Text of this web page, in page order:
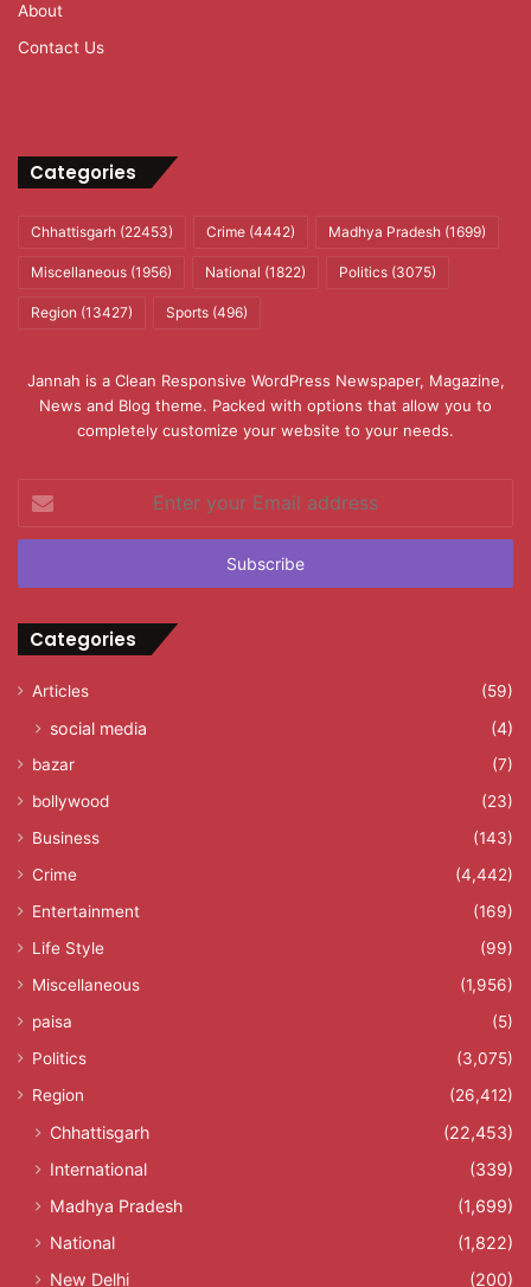
About
Contact Us
Categories
Chhattisgarh (22453) Crime (4442) Madhya Pradesh (1699)
Miscellaneous (1956) National (1822) Politics (3075)
Region (13427) Sports (496)
Jannah is a Clean Responsive WordPress Newspaper, Magazine,
News and Blog theme. Packed with options that allow you to
completely customize your website to your needs.
your
Email
Categories
Articles (59)
social media (4)
bazar
(7)
bollywood
(23)
Business
(143)
Crime
(4,442)
Entertainment
(169)
Life Style
(99)
Miscellaneous
(1,956)
paisa
(5)
Politics
(3,075)
Region
(26,412)
Chhattisgarh
(22,453)
International
(339)
Madhya Pradesh
(1,699)
National
(1,822)
New Delhi
(200)